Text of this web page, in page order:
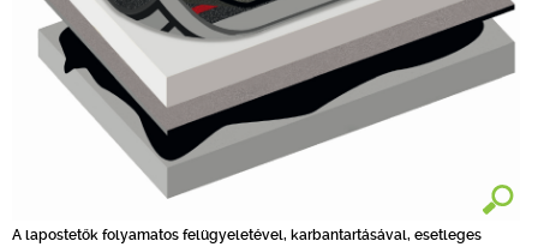
A lapostetők folyamatos felügyeletével, karbantartásával, esetleges